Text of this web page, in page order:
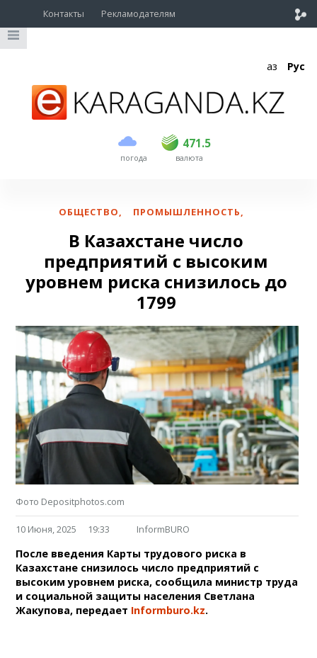
Контакты Рекламодателям
Қаз Рус
погода
471.5
USD 468.5 471.5
EUR валюта
ОБЩЕСТВО, ПРОМЫШЛЕННОСТЬ,
В Казахстане число
предприятий с высоким
уровнем риска снизилось до
1799
Фото Depositphotos.com
10 Июня, 2025 19:33 InformBURO
После введения Карты трудового риска в
Казахстане снизилось число предприятий с
высоким уровнем риска, сообщила министр труда
и социальной защиты населения Светлана
Жакупова, передает Informburo.kz.